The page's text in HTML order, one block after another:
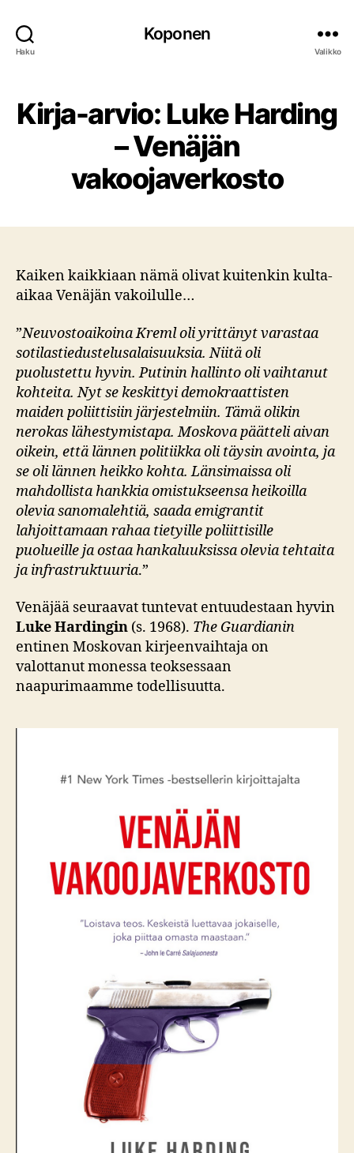
Haku
Koponen
Valikko
Kirja-arvio: Luke Harding
– Venäjän
vakoojaverkosto
Kaiken kaikkiaan nämä olivat kuitenkin kulta-
aikaa Venäjän vakoilulle…
”Neuvostoaikoina Kreml oli yrittänyt varastaa
sotilastiedustelusalaisuuksia. Niitä oli
puolustettu hyvin. Putinin hallinto oli vaihtanut
kohteita. Nyt se keskittyi demokraattisten
maiden poliittisiin järjestelmiin. Tämä olikin
nerokas lähestymistapa. Moskova päätteli aivan
oikein, että lännen politiikka oli täysin avointa, ja
se oli lännen heikko kohta. Länsimaissa oli
mahdollista hankkia omistukseensa heikoilla
olevia sanomalehtiä, saada emigrantit
lahjoittamaan rahaa tietyille poliittisille
puolueille ja ostaa hankaluuksissa olevia tehtaita
ja infrastruktuuria.”
Venäjää seuraavat tuntevat entuudestaan hyvin
Luke Hardingin (s. 1968). The Guardianin
entinen Moskovan kirjeenvaihtaja on
valottanut monessa teoksessaan
naapurimaamme todellisuutta.